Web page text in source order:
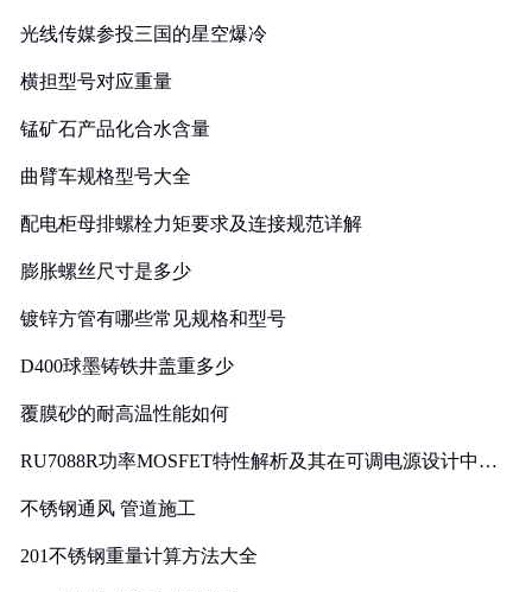
光线传媒参投三国的星空爆冷
横担型号对应重量
锰矿石产品化合水含量
曲臂车规格型号大全
配电柜母排螺栓力矩要求及连接规范详解
膨胀螺丝尺寸是多少
镀锌方管有哪些常见规格和型号
D400球墨铸铁井盖重多少
覆膜砂的耐高温性能如何
RU7088R功率MOSFET特性解析及其在可调电源设计中的
不锈钢通风 管道施工
201不锈钢重量计算方法大全